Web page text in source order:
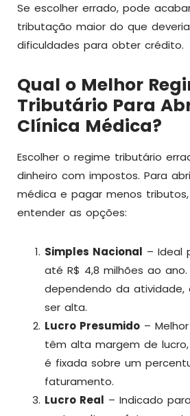
Se escolher errado, pode
tributação maior do que
dificuldades para obter crédito.
Qual o Melhor
Tributário Para
Clínica Médica?
Escolher o regime tributário
dinheiro com impostos. Para
médica e pagar menos
entender as opções:
Simples Nacional – Ideal
até R$ 4,8 milhões ao
dependendo da
ser alta.
Lucro Presumido –
têm alta margem de
é fixada sobre um
faturamento.
Lucro Real – Indicado